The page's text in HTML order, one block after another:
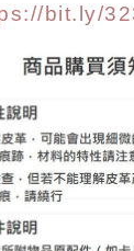
bit.ly/